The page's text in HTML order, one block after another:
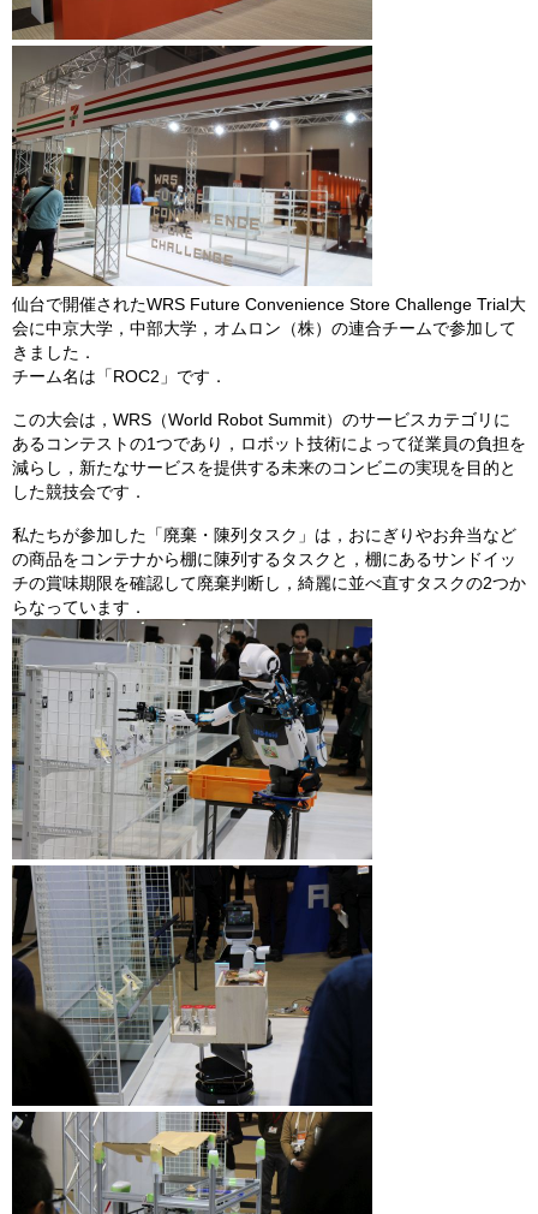
仙台で開催されたWRS Future Convenience Store Challenge Trial大
会に中京大学，中部大学，オムロン（株）の連合チームで参加して
きました．
チーム名は「ROC2」です．
この大会は，WRS（World Robot Summit）のサービスカテゴリに
あるコンテストの1つであり，ロボット技術によって従業員の負担を
減らし，新たなサービスを提供する未来のコンビニの実現を目的と
した競技会です．
私たちが参加した「廃棄・陳列タスク」は，おにぎりやお弁当など
の商品をコンテナから棚に陳列するタスクと，棚にあるサンドイッ
チの賞味期限を確認して廃棄判断し，綺麗に並べ直すタスクの2つか
らなっています．